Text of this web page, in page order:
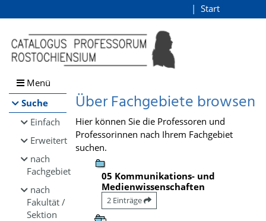
Browsen
direkt zum Inhalt
Start
Menü
Suche
Einfach
Erweitert
nach
Fachgebiet
nach
Fakultät /
Sektion
Über Fachgebiete browsen
Hier können Sie die Professoren und
Professorinnen nach Ihrem Fachgebiet
suchen.
05 Kommunikations- und
Medienwissenschaften
2 Einträge